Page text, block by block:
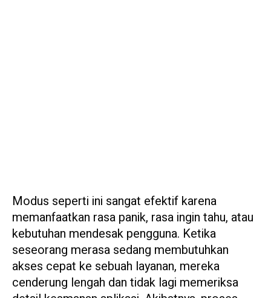
Modus seperti ini sangat efektif karena
memanfaatkan rasa panik, rasa ingin tahu, atau
kebutuhan mendesak pengguna. Ketika
seseorang merasa sedang membutuhkan
akses cepat ke sebuah layanan, mereka
cenderung lengah dan tidak lagi memeriksa